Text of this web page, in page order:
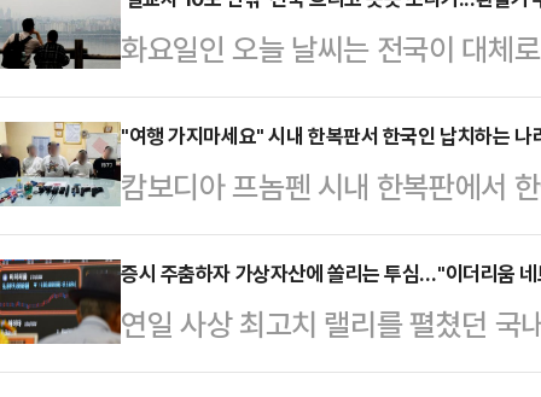
있다.강훈식 비서실장은 29일 서면
렸다. 특히 이번 개편으로 김 비서
제1부속실장인 김남준…
도층 이탈을 부추길 수 있다는 지
100% 전화면접 방식으로 조사해
지지도는 38%, 국민의힘이 24%
대비 3%p 하락했고, 국민의힘 지
당이 30%대…
화요일인 오늘 날씨는 전국이 대체
겠다. 내륙을 중심으로 낮과 밤의
기상청은 "낮부터 저녁 사이 일부
수 있다"라며 "가시거리가 짧아지
해야 한다"라고 예보했다.아침 최
23∼27도로 예보됐다.주요 지역 아
원 16도, 춘천 15도, 강릉 16도, 청
"여행 가지마세요" 시내 한복판서 한국인 납치하는 나
캄보디아 프놈펜 시내 한복판에서
문을 당하는 사건이 발생했다.최근
르면 프놈펜 경찰은 지난 21일 저
꽁 지역의 한 카페에 들렀다가 차량
벙깽꽁은 '프놈펜의 강남'으로 불리
증시 주춤하자 가상자산에 쏠리는 투심…"이더리움
연일 사상 최고치 랠리를 펼쳤던 국
산에 대한 관심을 높여가고 있다.